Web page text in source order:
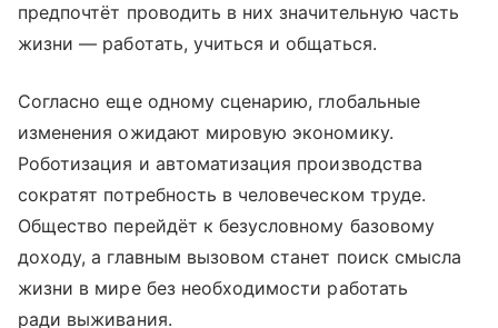
предпочтёт проводить в них значительную часть
жизни — работать, учиться и общаться.
Согласно еще одному сценарию, глобальные
изменения ожидают мировую экономику.
Роботизация и автоматизация производства
сократят потребность в человеческом труде.
Общество перейдёт к безусловному базовому
доходу, а главным вызовом станет поиск смысла
жизни в мире без необходимости работать
ради выживания.